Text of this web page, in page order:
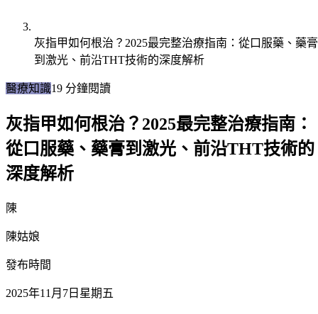
灰指甲如何根治？2025最完整治療指南：從口服藥、藥膏
到激光、前沿THT技術的深度解析
醫療知識19 分鐘閱讀
灰指甲如何根治？2025最完整治療指南：
從口服藥、藥膏到激光、前沿THT技術的
深度解析
陳
陳姑娘
發布時間
2025年11月7日星期五